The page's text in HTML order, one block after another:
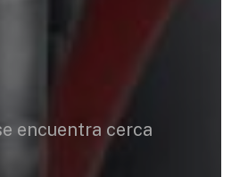
encuentra cerca